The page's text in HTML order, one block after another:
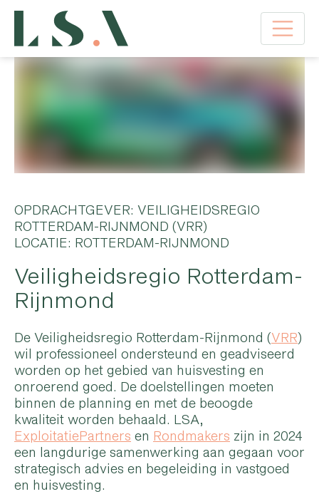
OPDRACHTGEVER: VEILIGHEIDSREGIO
ROTTERDAM-RIJNMOND (VRR)
LOCATIE: ROTTERDAM-RIJNMOND
Veiligheidsregio Rotterdam-
Rijnmond
De Veiligheidsregio Rotterdam-Rijnmond (VRR)
wil professioneel ondersteund en geadviseerd
worden op het gebied van huisvesting en
onroerend goed. De doelstellingen moeten
binnen de planning en met de beoogde
kwaliteit worden behaald. LSA,
ExploitatiePartners en Rondmakers zijn in 2024
een langdurige samenwerking aan gegaan voor
strategisch advies en begeleiding in vastgoed
en huisvesting.